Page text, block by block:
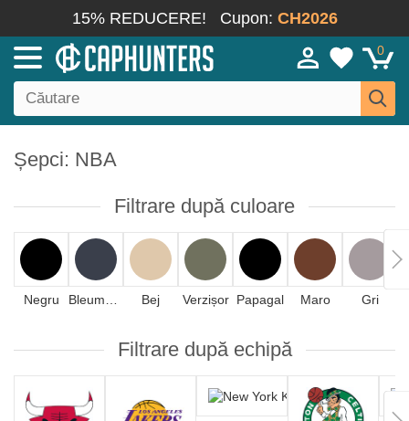
15% REDUCERE! Cupon: CH2026
0
Șepci: NBA
Filtrare după culoare
Negru Bej Verzișor Papagal Maro Gri
Filtrare după echipă